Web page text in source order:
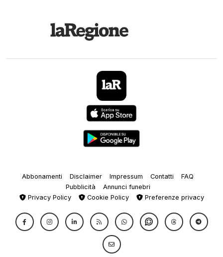
Abbonamenti Disclaimer Impressum Contatti
FAQ
Pubblicità
Annunci funebri
Privacy Policy
Cookie Policy Preferenze privacy